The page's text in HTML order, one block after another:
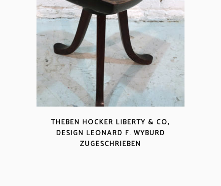
THEBEN HOCKER LIBERTY & CO,
DESIGN LEONARD F. WYBURD
ZUGESCHRIEBEN